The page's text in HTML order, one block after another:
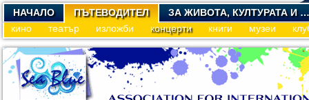
НАЧАЛО ПЪТЕВОДИТЕЛ
ЗА ЖИВОТА, КУЛТУРАТА И …
кино
театър изложби концерти книги музеи